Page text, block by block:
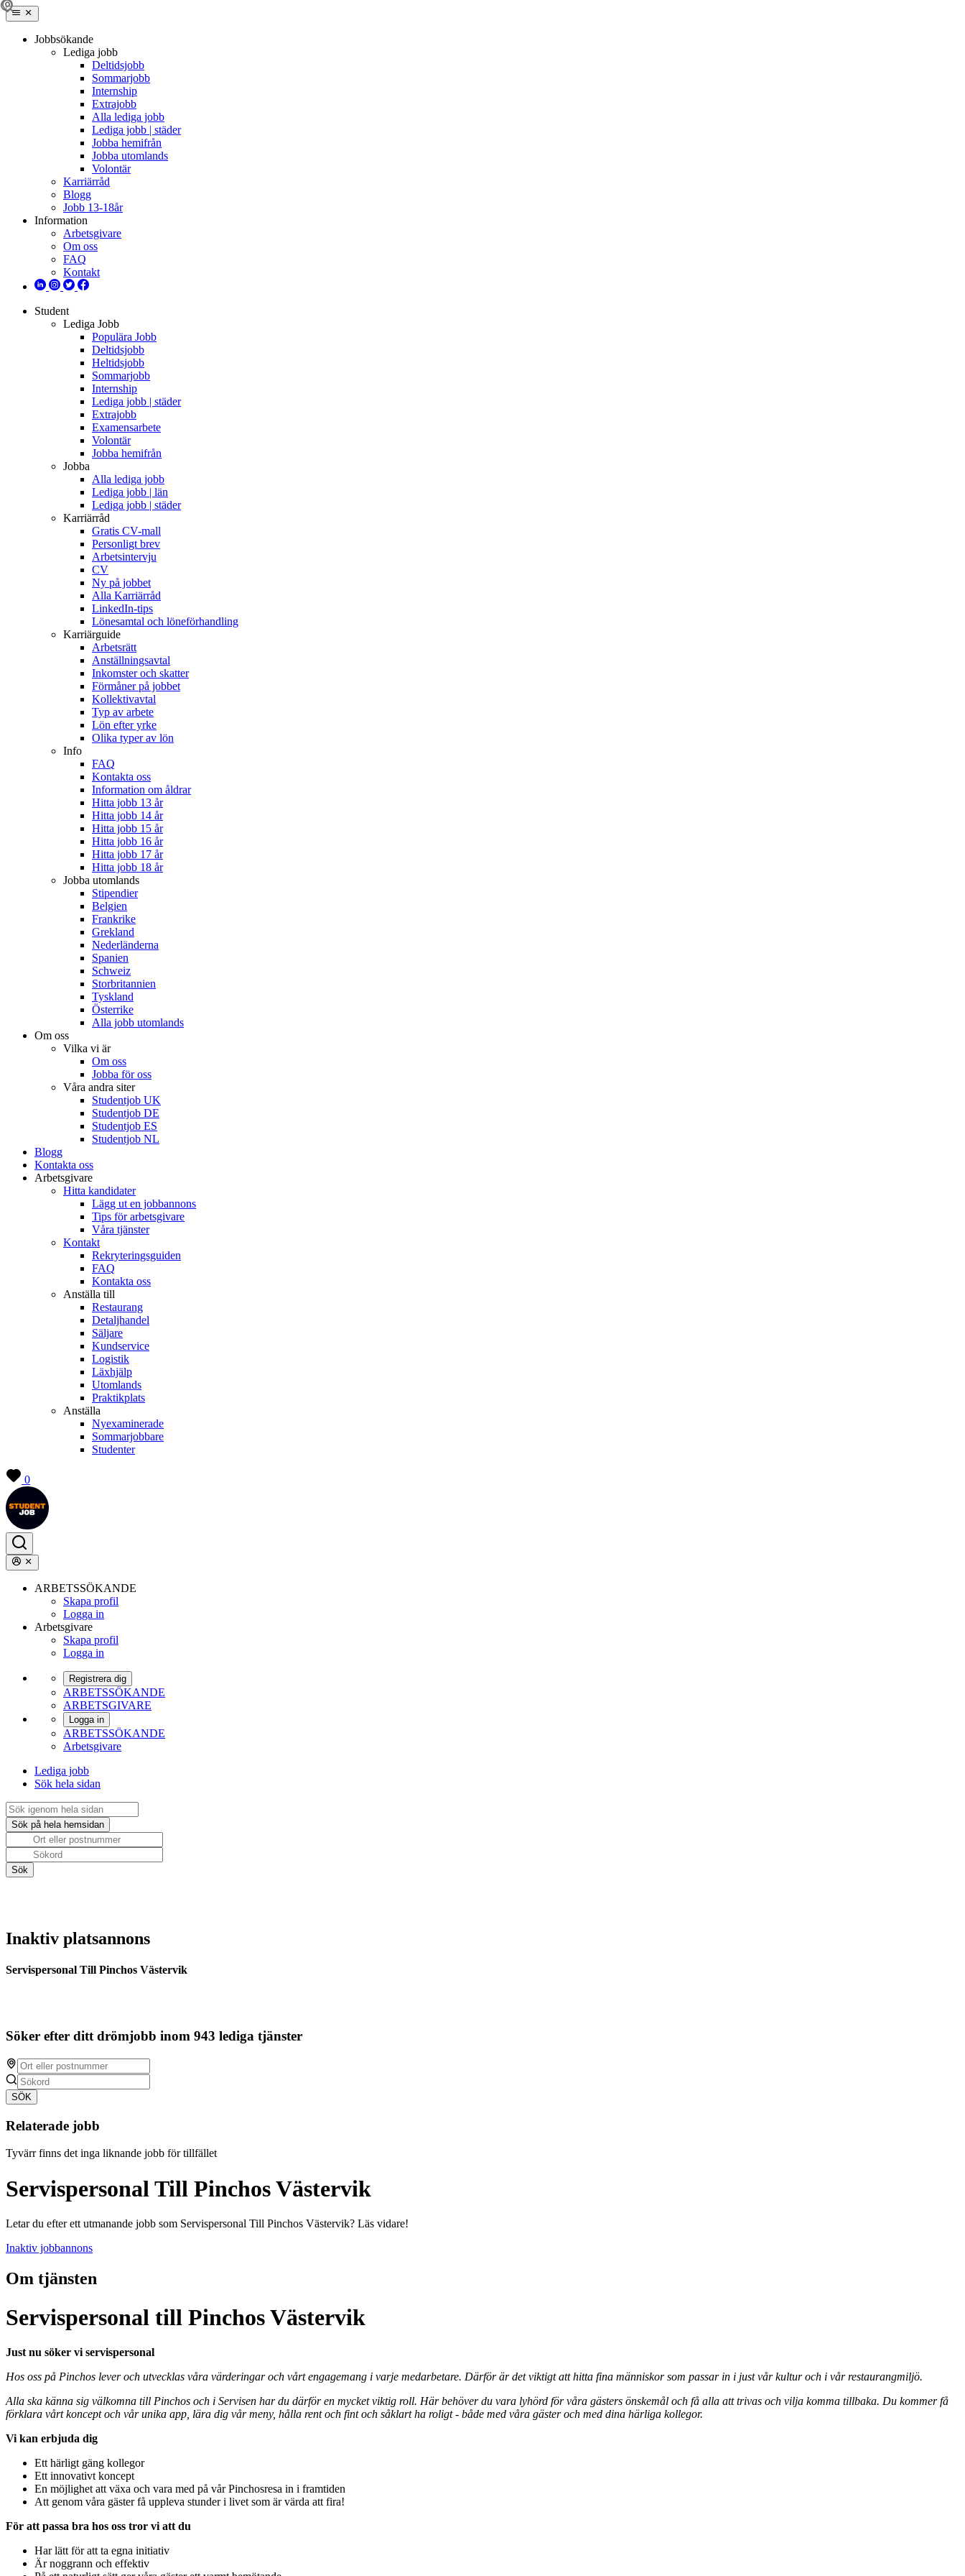
Jobbsökande
Lediga jobb
Deltidsjobb
Sommarjobb
Internship
Extrajobb
Alla lediga jobb
Lediga jobb | städer
Jobba hemifrån
Jobba utomlands
Volontär
Karriärråd
Blogg
Jobb 13-18år
Information
Arbetsgivare
Om oss
FAQ
Kontakt
Student
Lediga Jobb
Populära Jobb
Deltidsjobb
Heltidsjobb
Sommarjobb
Internship
Lediga jobb | städer
Extrajobb
Examensarbete
Volontär
Jobba hemifrån
Jobba
Alla lediga jobb
Lediga jobb | län
Lediga jobb | städer
Karriärråd
Gratis CV-mall
Personligt brev
Arbetsintervju
CV
Ny på jobbet
Alla Karriärråd
LinkedIn-tips
Lönesamtal och löneförhandling
Karriärguide
Arbetsrätt
Anställningsavtal
Inkomster och skatter
Förmåner på jobbet
Kollektivavtal
Typ av arbete
Lön efter yrke
Olika typer av lön
Info
FAQ
Kontakta oss
Information om åldrar
Hitta jobb 13 år
Hitta jobb 14 år
Hitta jobb 15 år
Hitta jobb 16 år
Hitta jobb 17 år
Hitta jobb 18 år
Jobba utomlands
Stipendier
Belgien
Frankrike
Grekland
Nederländerna
Spanien
Schweiz
Storbritannien
Tyskland
Österrike
Alla jobb utomlands
Om oss
Vilka vi är
Om oss
Jobba för oss
Våra andra siter
Studentjob UK
Studentjob DE
Studentjob ES
Studentjob NL
Blogg
Kontakta oss
Arbetsgivare
Hitta kandidater
Lägg ut en jobbannons
Tips för arbetsgivare
Våra tjänster
Kontakt
Rekryteringsguiden
FAQ
Kontakta oss
Anställa till
Restaurang
Detaljhandel
Säljare
Kundservice
Logistik
Läxhjälp
Utomlands
Praktikplats
Anställa
Nyexaminerade
Sommarjobbare
Studenter
0
ARBETSSÖKANDE
Skapa profil
Logga in
Arbetsgivare
Skapa profil
Logga in
Registrera dig
ARBETSSÖKANDE
ARBETSGIVARE
Logga in
ARBETSSÖKANDE
Arbetsgivare
Lediga jobb
Sök hela sidan
Inaktiv platsannons
Servispersonal Till Pinchos Västervik
Söker efter ditt drömjobb inom 943 lediga tjänster
SÖK
Relaterade jobb
Tyvärr finns det inga liknande jobb för tillfället
Servispersonal Till Pinchos Västervik
Letar du efter ett utmanande jobb som Servispersonal Till Pinchos Västervik? Läs vidare!
Inaktiv jobbannons
Om tjänsten
Servispersonal till Pinchos Västervik
Just nu söker vi servispersonal
Hos oss på Pinchos lever och utvecklas våra värderingar och vårt engagemang i varje medarbetare. Därför är det viktigt att hitta fina människor som passar in i just vår kultur och i vår restaurangmiljö.
Alla ska känna sig välkomna till Pinchos och i Servisen har du därför en mycket viktig roll. Här behöver du vara lyhörd för våra gästers önskemål och få alla att trivas och vilja komma tillbaka. Du kommer få
förklara vårt koncept och vår unika app, lära dig vår meny, hålla rent och fint och såklart ha roligt - både med våra gäster och med dina härliga kollegor.
Vi kan erbjuda dig
Ett härligt gäng kollegor
Ett innovativt koncept
En möjlighet att växa och vara med på vår Pinchosresa in i framtiden
Att genom våra gäster få uppleva stunder i livet som är värda att fira!
För att passa bra hos oss tror vi att du
Har lätt för att ta egna initiativ
Är noggrann och effektiv